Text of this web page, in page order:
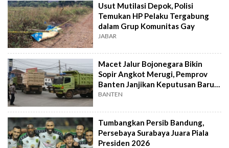
Usut Mutilasi Depok, Polisi
Temukan HP Pelaku Tergabung
dalam Grup Komunitas Gay
JABAR
Macet Jalur Bojonegara Bikin
Sopir Angkot Merugi, Pemprov
Banten Janjikan Keputusan Baru 4
Hari Lagi
BANTEN
Tumbangkan Persib Bandung,
Persebaya Surabaya Juara Piala
Presiden 2026